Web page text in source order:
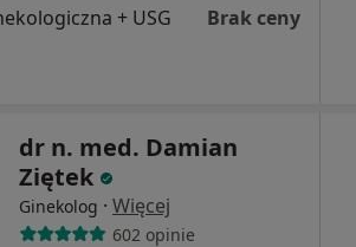
+ USG Brak ceny
dr n. med. Damian
Ziętek
Ginekolog · Więcej
602 opinie